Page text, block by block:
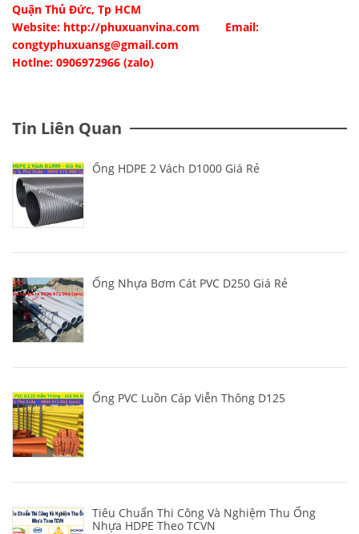
Quận Thủ Đức, Tp HCM
Website: http://phuxuanvina.com Email:
congtyphuxuansg@gmail.com
Hotlne: 0906972966 (zalo)
Tin Liên Quan
Ống HDPE 2 Vách D1000 Giá Rẻ
Ống Nhựa Bơm Cát PVC D250 Giá Rẻ
Ống PVC Luồn Cáp Viễn Thông D125
Tiêu Chuẩn Thi Công Và Nghiệm Thu Ống
Nhựa HDPE Theo TCVN